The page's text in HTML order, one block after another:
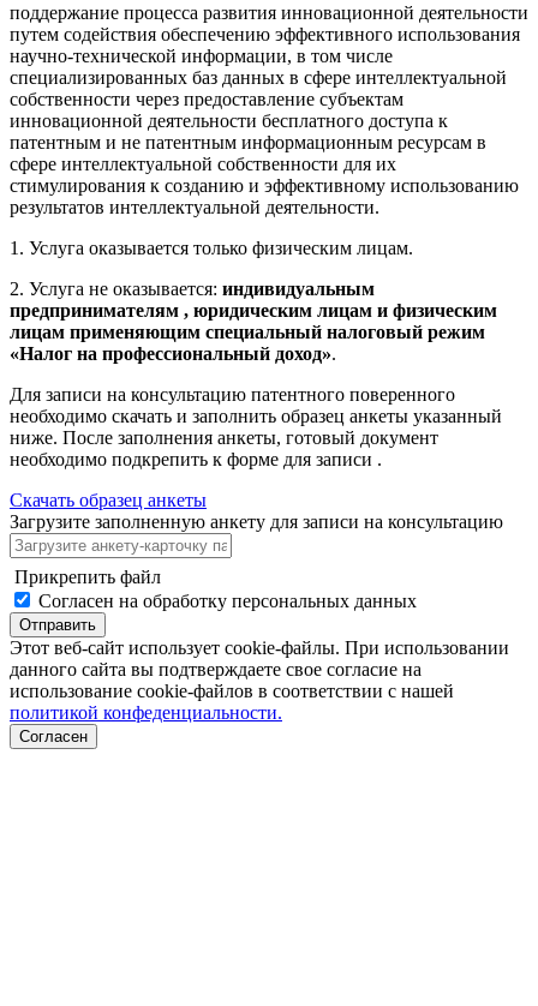
поддержание процесса развития инновационной деятельности
путем содействия обеспечению эффективного использования
научно-технической информации, в том числе
специализированных баз данных в сфере интеллектуальной
собственности через предоставление субъектам
инновационной деятельности бесплатного доступа к
патентным и не патентным информационным ресурсам в
сфере интеллектуальной собственности для их
стимулирования к созданию и эффективному использованию
результатов интеллектуальной деятельности.
1. Услуга оказывается только физическим лицам.
2. Услуга не оказывается: индивидуальным
предпринимателям , юридическим лицам и физическим
лицам применяющим специальный налоговый режим
«Налог на профессиональный доход».
Для записи на консультацию патентного поверенного
необходимо скачать и заполнить образец анкеты указанный
ниже. После заполнения анкеты, готовый документ
необходимо подкрепить к форме для записи .
Скачать образец анкеты
Загрузите заполненную анкету для записи на консультацию
Прикрепить файл
Согласен на обработку персональных данных
Отправить
Этот веб-сайт использует cookie-файлы. При использовании
данного сайта вы подтверждаете свое согласие на
использование cookie-файлов в соответствии с нашей
политикой конфеденциальности.
Согласен